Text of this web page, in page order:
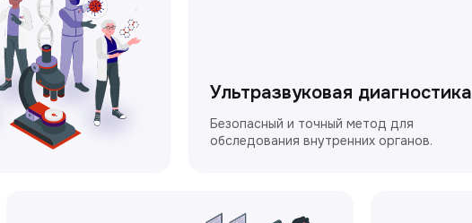
Ультразвуковая диагностика
Безопасный и точный метод для
обследования внутренних органов.